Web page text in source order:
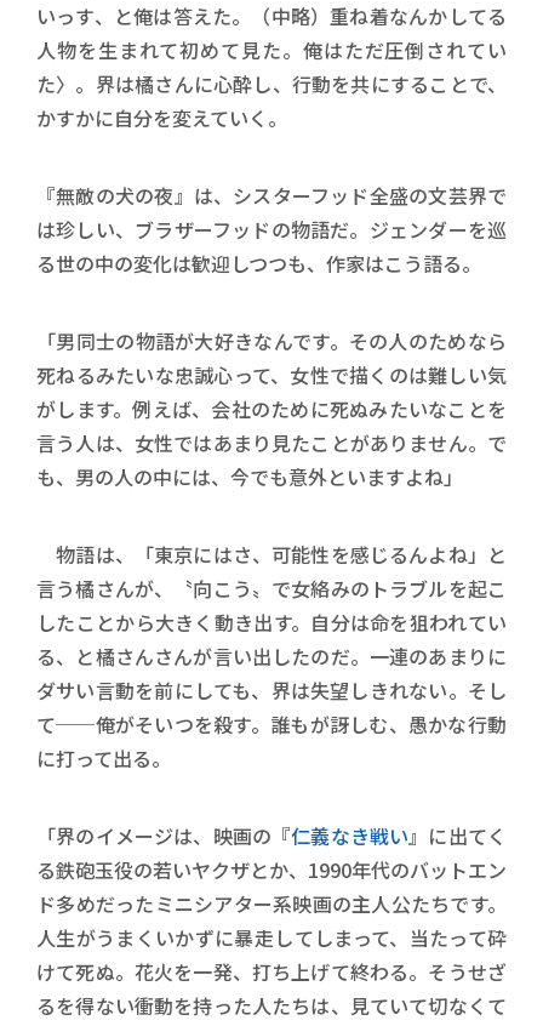
いっす、と俺は答えた。（中略）重ね着なんかしてる
人物を生まれて初めて見た。俺はただ圧倒されてい
た〉。界は橘さんに心酔し、行動を共にすることで、
かすかに自分を変えていく。
『無敵の犬の夜』は、シスターフッド全盛の文芸界で
は珍しい、ブラザーフッドの物語だ。ジェンダーを巡
る世の中の変化は歓迎しつつも、作家はこう語る。
「男同士の物語が大好きなんです。その人のためなら
死ねるみたいな忠誠心って、女性で描くのは難しい気
がします。例えば、会社のために死ぬみたいなことを
言う人は、女性ではあまり見たことがありません。で
も、男の人の中には、今でも意外といますよね」
物語は、「東京にはさ、可能性を感じるんよね」と
言う橘さんが、〝向こう〟で女絡みのトラブルを起こ
したことから大きく動き出す。自分は命を狙われてい
る、と橘さんさんが言い出したのだ。一連のあまりに
ダサい言動を前にしても、界は失望しきれない。そし
て──俺がそいつを殺す。誰もが訝しむ、愚かな行動
に打って出る。
「界のイメージは、映画の『仁義なき戦い』に出てく
る鉄砲玉役の若いヤクザとか、1990年代のバットエン
ド多めだったミニシアター系映画の主人公たちです。
人生がうまくいかずに暴走してしまって、当たって砕
けて死ぬ。花火を一発、打ち上げて終わる。そうせざ
るを得ない衝動を持った人たちは、見ていて切なくて